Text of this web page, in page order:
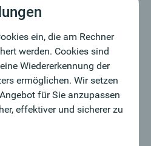
und
Selbstständigkeit und
AG,BTV Vier Länder Bank
nachhaltig abgesichert – siehe
. Damit sind die drei
Banken vor äußeren
entscheiden ausschließlich
Mitarbeiter:innen und
ein, die am Rechner
werden. Cookies sind
Wiedererkennung der
ermöglichen. Wir setzen
für Sie anzupassen
effektiver und sicherer zu